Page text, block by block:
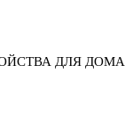
ДЛЯ ДОМА